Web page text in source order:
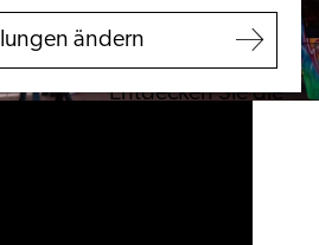
ändern
Entdecken Sie die